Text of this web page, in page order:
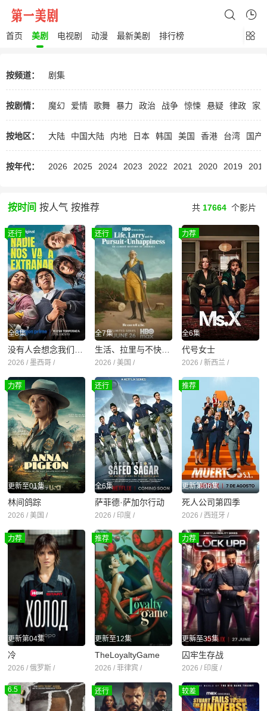
首页 美剧 电视剧 动漫 最新美剧 排行榜
按频道： 剧集
按剧情： 魔幻 爱情 歌舞 暴力 政治 战争 惊悚 悬疑 律政 家
按地区： 大陆 中国大陆 内地 日本 韩国 美国 香港 台湾 国产
按年代： 2026 2025 2024 2023 2022 2021 2020 2019 2018
按时间 按人气 按推荐 共 17664 个影片
还行
全8集
2026 / 墨西哥 /
还行
全7集
2026 / 美国 /
力荐
全6集
代号女士
2026 / 新西兰 /
力荐
更新至01集
林间鸽踪
2026 / 美国 /
还行
全6集
萨菲德·萨加尔行动
2026 / 印度 /
推荐
更新第06集
死人公司第四季
2026 / 西班牙 /
力荐
更新第04集
冷
2026 / 俄罗斯 /
推荐
更新至12集
TheLoyaltyGame
2026 / 菲律宾 /
力荐
更新至35集
囚牢生存战
2026 / 印度 /
6.5 还行 较差